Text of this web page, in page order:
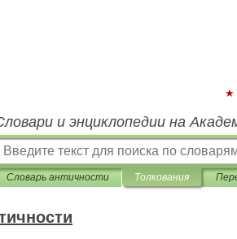
и энциклопедии на
Словарь античности Толкования